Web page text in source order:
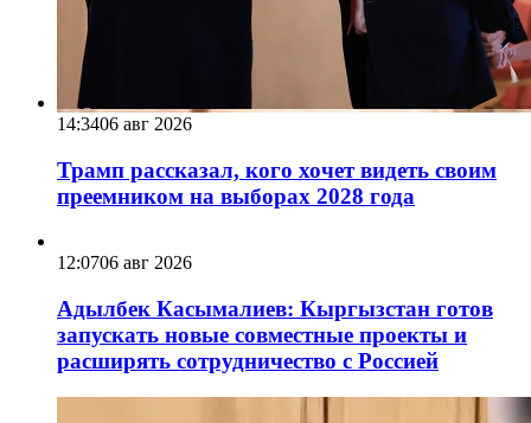
14:3406 авг 2026
Трамп рассказал, кого хочет видеть своим
преемником на выборах 2028 года
12:0706 авг 2026
Адылбек Касымалиев: Кыргызстан готов
запускать новые совместные проекты и
расширять сотрудничество с Россией